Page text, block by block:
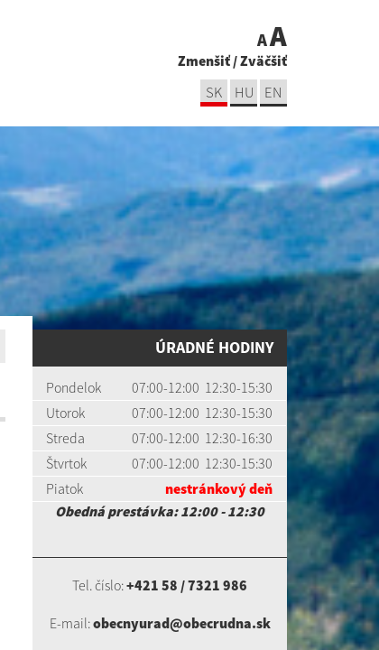
AA
Zmenšiť/Zväčšiť
SK HU EN
ÚRADNÉ HODINY
Pondelok
07:00-12:00 12:30-15:30
Utorok
07:00-12:00 12:30-15:30
Streda
07:00-12:00 12:30-16:30
Štvrtok
07:00-12:00 12:30-15:30
Piatok
nestránkový deň
Obedná prestávka: 12:00 - 12:30
Tel. číslo:+421 58 / 7321 986
E-mail:obecnyurad@obecrudna.sk